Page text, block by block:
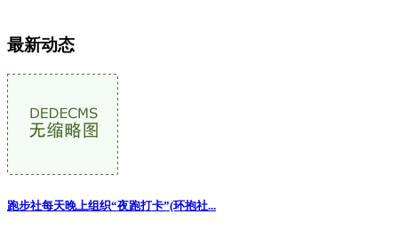
最新动态
跑步社每天晚上组织“夜跑打卡”(环抱社...